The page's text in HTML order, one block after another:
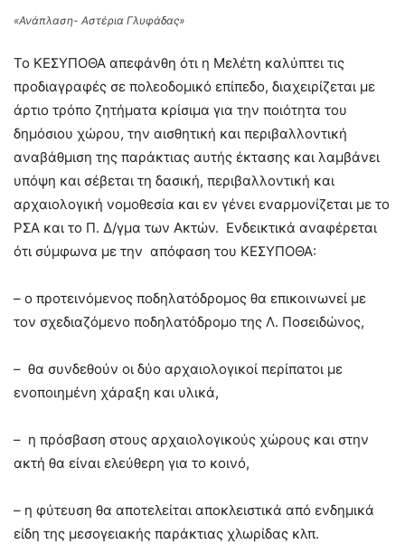
«Ανάπλαση- Αστέρια Γλυφάδας»
Το ΚΕΣΥΠΟΘΑ απεφάνθη ότι η Μελέτη καλύπτει τις
προδιαγραφές σε πολεοδομικό επίπεδο, διαχειρίζεται με
άρτιο τρόπο ζητήματα κρίσιμα για την ποιότητα του
δημόσιου χώρου, την αισθητική και περιβαλλοντική
αναβάθμιση της παράκτιας αυτής έκτασης και λαμβάνει
υπόψη και σέβεται τη δασική, περιβαλλοντική και
αρχαιολογική νομοθεσία και εν γένει εναρμονίζεται με το
ΡΣΑ και το Π. Δ/γμα των Ακτών. Ενδεικτικά αναφέρεται
ότι σύμφωνα με την απόφαση του ΚΕΣΥΠΟΘΑ:
– ο προτεινόμενος ποδηλατόδρομος θα επικοινωνεί με
τον σχεδιαζόμενο ποδηλατόδρομο της Λ. Ποσειδώνος,
– θα συνδεθούν οι δύο αρχαιολογικοί περίπατοι με
ενοποιημένη χάραξη και υλικά,
– η πρόσβαση στους αρχαιολογικούς χώρους και στην
ακτή θα είναι ελεύθερη για το κοινό,
– η φύτευση θα αποτελείται αποκλειστικά από ενδημικά
είδη της μεσογειακής παράκτιας χλωρίδας κλπ.